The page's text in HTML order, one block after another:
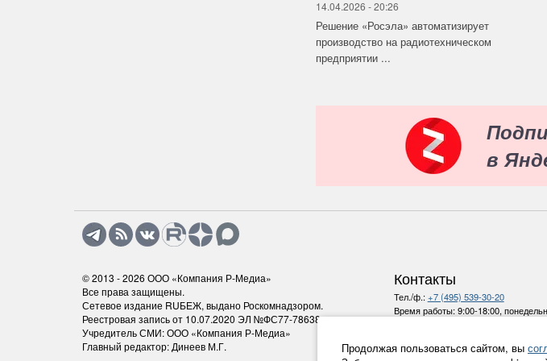
14.04.2026 - 20:26
Решение «Росэла» автоматизирует
производство на радиотехническом
предприятии ...
в
© 2013 - 2026 ООО «Компания Р-Медиа»
Все права защищены.
Сетевое издание RUБЕЖ, выдано Роскомнадзором.
Реестровая запись от 10.07.2020 ЭЛ №ФС77-78638
Учредитель СМИ: ООО «Компания Р-Медиа»
Главный редактор: Динеев М.Г.
Контакты
Тел./ф.:+7 (495) 539-30-20
Время работы:9:00-18:00,
Продолжая пользоваться сайтом, вы